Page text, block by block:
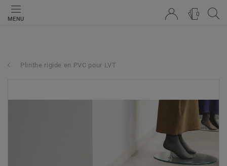
MENU
0
Plinthe rigide en PVC pour LVT